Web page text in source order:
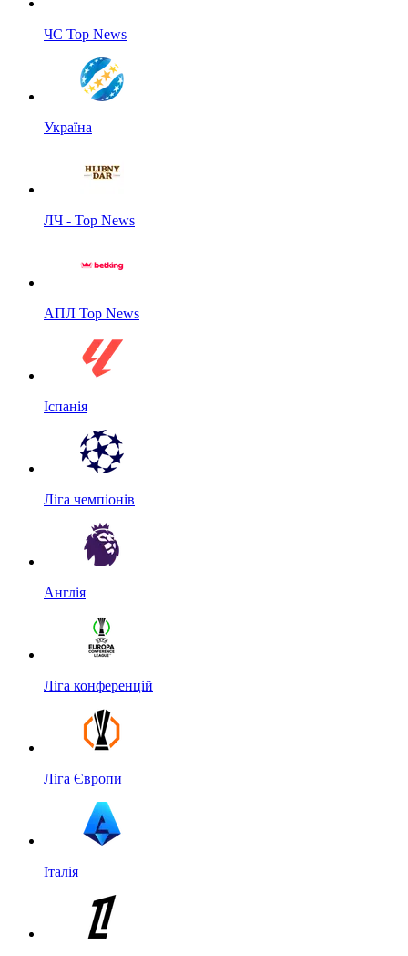
ЧС Top News
Україна
ЛЧ - Top News
АПЛ Top News
Іспанія
Ліга чемпіонів
Англія
Ліга конференцій
Ліга Європи
Італія